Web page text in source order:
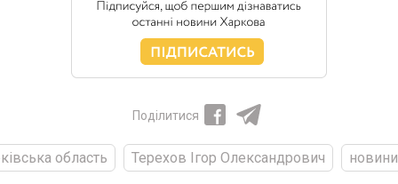
Поділитися
область Терехов Ігор Олександрович